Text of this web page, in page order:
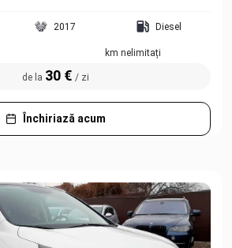
2017 Diesel
km nelimitați
de la 30 € / zi
Închiriază acum